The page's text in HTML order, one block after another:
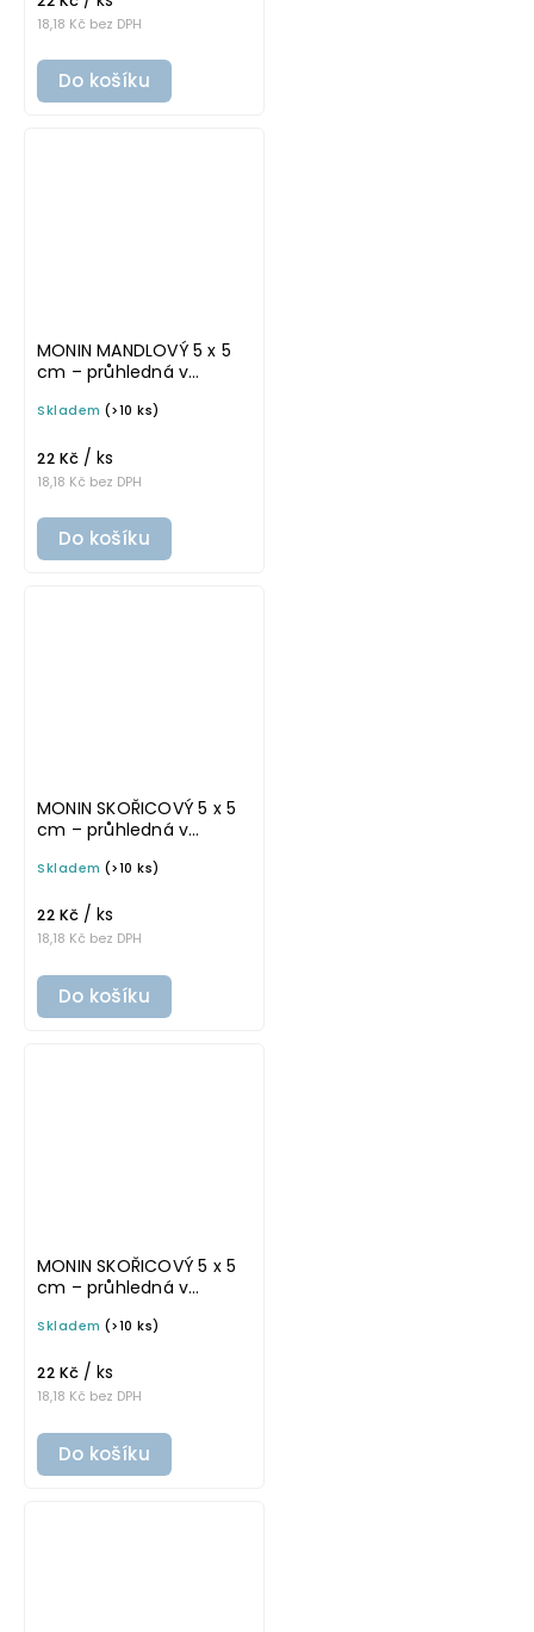
18,18 Kč bez DPH
Do košíku
MONIN MANDLOVÝ 5 x 5
cm – průhledná v
omyvatelná samolepka
Skladem (>10 ks)
18,18 Kč bez DPH
22 Kč / ks
Do košíku
MONIN SKOŘICOVÝ 5 x 5
cm – průhledná v
omyvatelná samolepka
Skladem (>10 ks)
18,18 Kč bez DPH
22 Kč / ks
Do košíku
MONIN SKOŘICOVÝ 5 x 5
cm – průhledná v
omyvatelná samolepka
Skladem (>10 ks)
18,18 Kč bez DPH
22 Kč / ks
Do košíku